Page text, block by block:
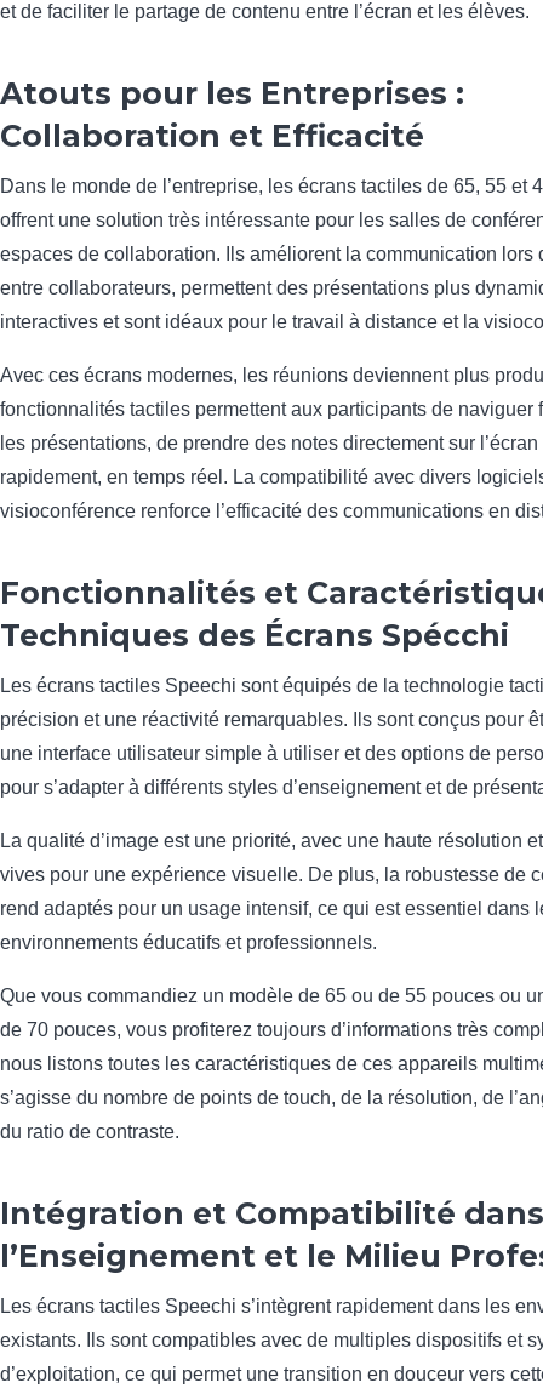
et de faciliter le partage de contenu entre l’écran et les élèves.
Atouts pour les Entreprises :
Collaboration et Efficacité
Dans le monde de l’entreprise, les écrans tactiles de 65, 55 et
offrent une solution très intéressante pour les salles de
espaces de collaboration. Ils améliorent la communication lors
entre collaborateurs, permettent des présentations plus
interactives et sont idéaux pour le travail à distance et la
Avec ces écrans modernes, les réunions deviennent plus
fonctionnalités tactiles permettent aux participants de naviguer
les présentations, de prendre des notes directement sur
rapidement, en temps réel. La compatibilité avec divers
visioconférence renforce l’efficacité des communications en
Fonctionnalités et
Techniques des Écrans Spécchi
Les écrans tactiles Speechi sont équipés de la technologie
précision et une réactivité remarquables. Ils sont conçus pour
une interface utilisateur simple à utiliser et des options de
pour s’adapter à différents styles d’enseignement et de
La qualité d’image est une priorité, avec une haute résolution
vives pour une expérience visuelle. De plus, la robustesse de
rend adaptés pour un usage intensif, ce qui est essentiel dans
environnements éducatifs et professionnels.
Que vous commandiez un modèle de 65 ou de 55 pouces ou
de 70 pouces, vous profiterez toujours d’informations très
nous listons toutes les caractéristiques de ces appareils
s’agisse du nombre de points de touch, de la résolution, de
du ratio de contraste.
Intégration et Compatibilité dans
l’Enseignement et le Milieu
Les écrans tactiles Speechi s’intègrent rapidement dans les
existants. Ils sont compatibles avec de multiples dispositifs et
d’exploitation, ce qui permet une transition en douceur vers